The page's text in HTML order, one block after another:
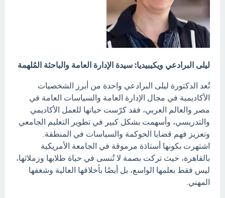
ليلى البرادعي ويكيبيديا: سيدة الإدارة العامة والباحثة المُلهمة
تُعد الدكتورة ليلى البرادعي واحدة من أبرز الشخصيات
الأكاديمية في مجال الإدارة العامة والسياسات العامة في
مصر والعالم العربي، فقد كرّست حياتها للعمل الأكاديمي
والتدريسي، وأسهمت بشكل كبير في تطوير التعليم الجامعي
وتعزيز فهم قضايا الحوكمة والسياسات في المنطقة.
اشتهرت بكونها أستاذة مرموقة في الجامعة الأمريكية
بالقاهرة، حيث تركت بصمة لا تُنسى في حياة طلابها وزملائها،
ليس فقط بعلمها الواسع، بل أيضًا بأخلاقها العالية وشغفها
المهني.